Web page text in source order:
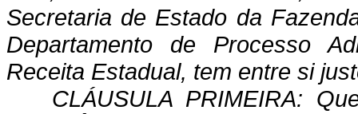
Secretaria de Estado da
Departamento de Processo
Receita Estadual, tem entre si
CLÁUSULA PRIMEIRA: